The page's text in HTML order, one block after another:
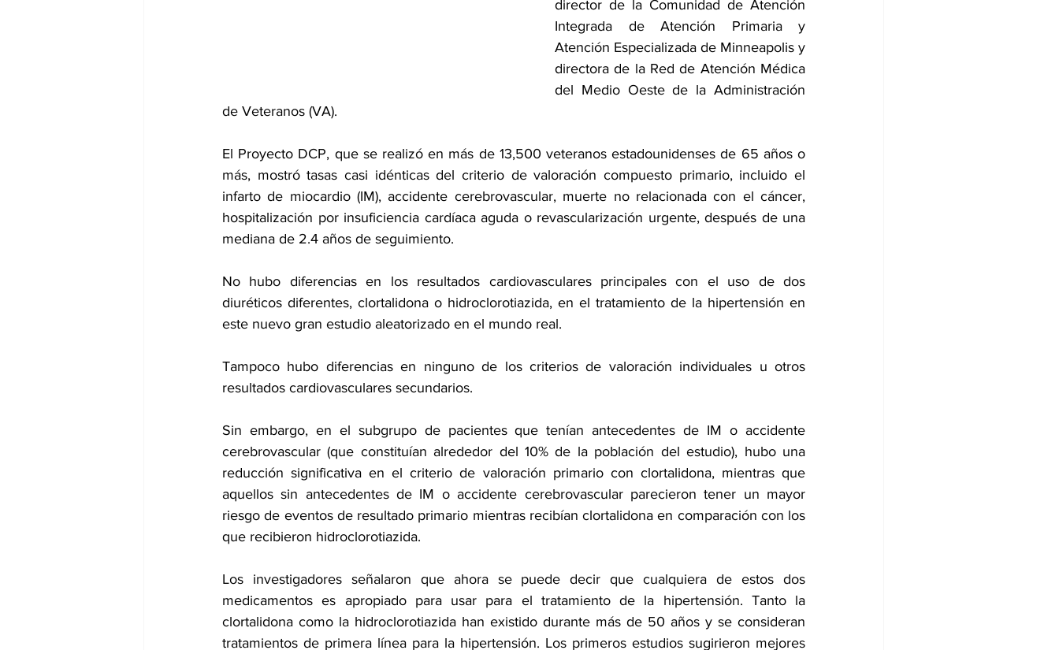
director de la Comunidad de Atención
Integrada de Atención Primaria y
Atención Especializada de Minneapolis y
directora de la Red de Atención Médica
del Medio Oeste de la Administración
de Veteranos (VA).
El Proyecto DCP, que se realizó en más de 13,500 veteranos estadounidenses de 65 años o
más, mostró tasas casi idénticas del criterio de valoración compuesto primario, incluido el
infarto de miocardio (IM), accidente cerebrovascular, muerte no relacionada con el cáncer,
hospitalización por insuficiencia cardíaca aguda o revascularización urgente, después de una
mediana de 2.4 años de seguimiento.
No hubo diferencias en los resultados cardiovasculares principales con el uso de dos
diuréticos diferentes, clortalidona o hidroclorotiazida, en el tratamiento de la hipertensión en
este nuevo gran estudio aleatorizado en el mundo real.
Tampoco hubo diferencias en ninguno de los criterios de valoración individuales u otros
resultados cardiovasculares secundarios.
Sin embargo, en el subgrupo de pacientes que tenían antecedentes de IM o accidente
cerebrovascular (que constituían alrededor del 10% de la población del estudio), hubo una
reducción significativa en el criterio de valoración primario con clortalidona, mientras que
aquellos sin antecedentes de IM o accidente cerebrovascular parecieron tener un mayor
riesgo de eventos de resultado primario mientras recibían clortalidona en comparación con los
que recibieron hidroclorotiazida.
Los investigadores señalaron que ahora se puede decir que cualquiera de estos dos
medicamentos es apropiado para usar para el tratamiento de la hipertensión. Tanto la
clortalidona como la hidroclorotiazida han existido durante más de 50 años y se consideran
tratamientos de primera línea para la hipertensión. Los primeros estudios sugirieron mejores